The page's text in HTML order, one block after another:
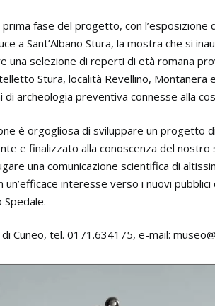
fase del progetto, con l’esposizione
a Sant’Albano Stura, la mostra che si
una selezione di reperti di età romana
Stura, località Revellino, Montanera
di archeologia preventiva connesse alla
è orgogliosa di sviluppare un progetto
e finalizzato alla conoscenza del
una comunicazione scientifica di
un’efficace interesse verso i nuovi
Spedale.
Cuneo, tel. 0171.634175, e-mail: